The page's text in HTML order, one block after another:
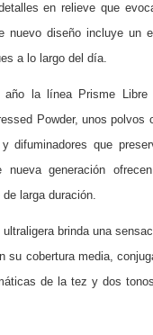
en relieve que
nuevo diseño incluye un
a lo largo del día.
la línea Prisme Libre
Powder, unos polvos
difuminadores que
generación
larga duración.
brinda una
su cobertura media,
de la tez y dos